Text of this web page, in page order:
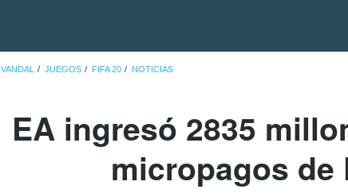
VANDAL JUEGOS FIFA 20 NOTICIAS
EA ingresó 2835
micropagos de